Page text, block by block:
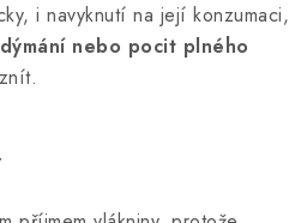
i navyknutí na její konzumaci,
nebo pocit plného